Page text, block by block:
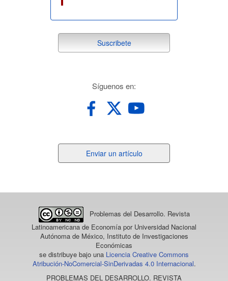
suscribete
Suscribete
Síguenos en:
un
Enviar un artículo
Problemas del Desarrollo. Revista
Latinoamericana de Economía por Universidad Nacional
Autónoma de México, Instituto de Investigaciones
Económicas
se distribuye bajo una Licencia Creative Commons
Atribución-NoComercial-SinDerivadas 4.0 Internacional.
PROBLEMAS DEL DESARROLLO. REVISTA